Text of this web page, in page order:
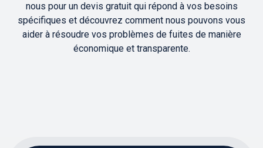
nous pour un devis gratuit qui répond à vos besoins
spécifiques et découvrez comment nous pouvons vous
aider à résoudre vos problèmes de fuites de manière
économique et transparente.